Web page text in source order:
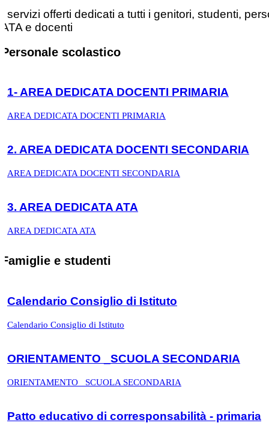
I servizi offerti dedicati a tutti i genitori, studenti,
ATA e docenti
Personale scolastico
1- AREA DEDICATA DOCENTI PRIMARIA
AREA DEDICATA DOCENTI PRIMARIA
2. AREA DEDICATA DOCENTI SECONDARIA
AREA DEDICATA DOCENTI SECONDARIA
3. AREA DEDICATA ATA
AREA DEDICATA ATA
Famiglie e studenti
Calendario Consiglio di Istituto
Calendario Consiglio di Istituto
ORIENTAMENTO _SCUOLA SECONDARIA
ORIENTAMENTO _SCUOLA SECONDARIA
Patto educativo di corresponsabilità - primaria